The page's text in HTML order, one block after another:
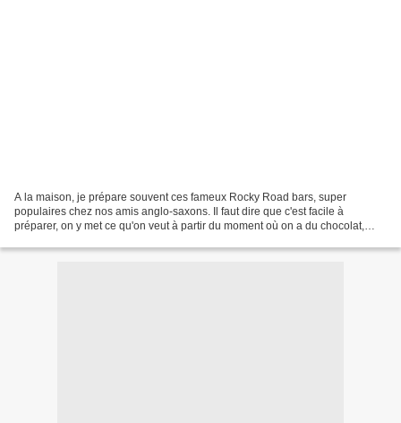
A la maison, je prépare souvent ces fameux Rocky Road bars, super
populaires chez nos amis anglo-saxons. Il faut dire que c'est facile à
préparer, on y met ce qu'on veut à partir du moment où on a du chocolat,